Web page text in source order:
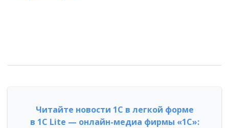
Читайте новости 1С в легкой форме
в 1С Lite — онлайн-медиа фирмы «1С»: